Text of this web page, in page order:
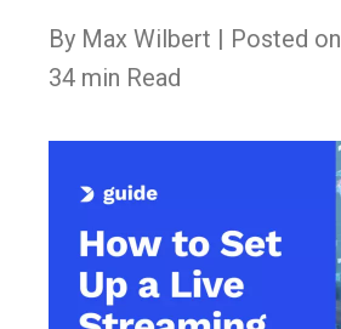
By Max Wilbert | Posted on
34 min Read